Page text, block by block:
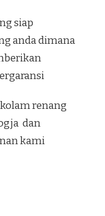
siap
anda dimana
renang
dan
kami